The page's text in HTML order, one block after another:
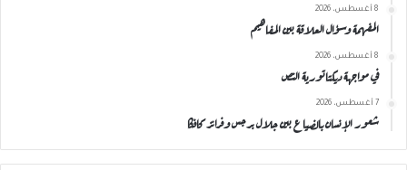
8 أغسطس، 2026
المفهمة وسؤال العلاقة بين المفاهيم
8 أغسطس، 2026
في مواجهة ديكتاتورية النص
7 أغسطس، 2026
شعور الإنسان بالضياع بين جلال برجس وفرانز كافكا